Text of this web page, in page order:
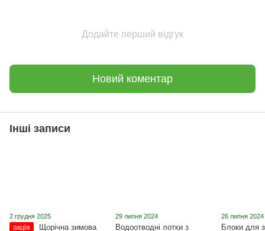
Додайте перший відгук
Новий коментар
Інші записи
2 грудня 2025
акція Щорічна зимова
29 липня 2024
Водоотводні лотки з
26 липня 2024
Блоки для